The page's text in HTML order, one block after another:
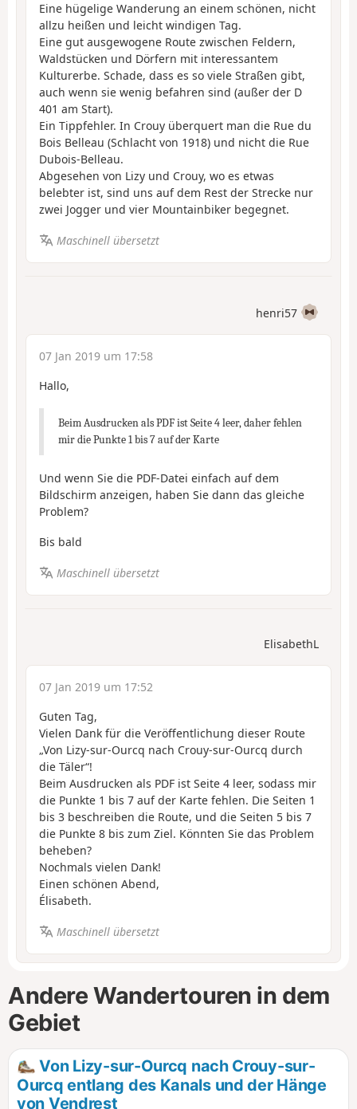
Eine hügelige Wanderung an einem schönen, nicht
allzu heißen und leicht windigen Tag.
Eine gut ausgewogene Route zwischen Feldern,
Waldstücken und Dörfern mit interessantem
Kulturerbe. Schade, dass es so viele Straßen gibt,
auch wenn sie wenig befahren sind (außer der D
401 am Start).
Ein Tippfehler. In Crouy überquert man die Rue du
Bois Belleau (Schlacht von 1918) und nicht die Rue
Dubois-Belleau.
Abgesehen von Lizy und Crouy, wo es etwas
belebter ist, sind uns auf dem Rest der Strecke nur
zwei Jogger und vier Mountainbiker begegnet.
Maschinell übersetzt
henri57
07 Jan 2019 um 17:58
Hallo,
Beim Ausdrucken als PDF ist Seite 4 leer, daher fehlen
mir die Punkte 1 bis 7 auf der Karte
Und wenn Sie die PDF-Datei einfach auf dem
Bildschirm anzeigen, haben Sie dann das gleiche
Problem?
Bis bald
Maschinell übersetzt
ElisabethL
07 Jan 2019 um 17:52
Guten Tag,
Vielen Dank für die Veröffentlichung dieser Route
„Von Lizy-sur-Ourcq nach Crouy-sur-Ourcq durch
die Täler“!
Beim Ausdrucken als PDF ist Seite 4 leer, sodass mir
die Punkte 1 bis 7 auf der Karte fehlen. Die Seiten 1
bis 3 beschreiben die Route, und die Seiten 5 bis 7
die Punkte 8 bis zum Ziel. Könnten Sie das Problem
beheben?
Nochmals vielen Dank!
Einen schönen Abend,
Élisabeth.
Maschinell übersetzt
Andere Wandertouren in dem
Gebiet
Von Lizy-sur-Ourcq nach Crouy-sur-
Ourcq entlang des Kanals und der Hänge
von Vendrest